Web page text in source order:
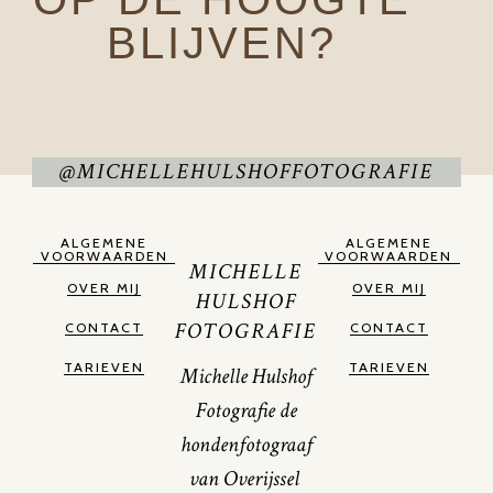
BLIJVEN?
@MICHELLEHULSHOFFOTOGRAFIE
ALGEMENE
VOORWAARDEN
OVER MIJ
CONTACT
TARIEVEN
MICHELLE
HULSHOF
FOTOGRAFIE
Michelle Hulshof
Fotografie de
hondenfotograaf
van Overijssel
ALGEMENE
VOORWAARDEN
OVER MIJ
CONTACT
TARIEVEN